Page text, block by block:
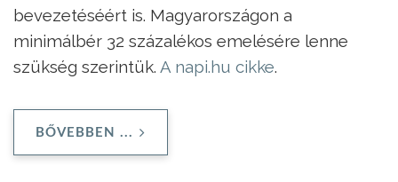
bevezetéséért is. Magyarországon a
minimálbér 32 százalékos emelésére lenne
szükség szerintük. A napi.hu cikke.
BŐVEBBEN ...